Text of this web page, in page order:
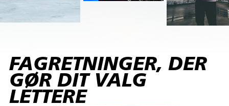
FAGRETNINGER, DER
GØR DIT VALG
LETTERE